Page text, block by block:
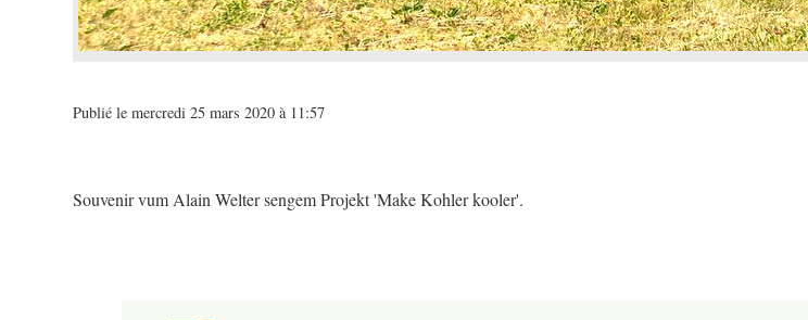
Publié le mercredi 25 mars 2020 à 11:57
Souvenir vum Alain Welter sengem Projekt 'Make Kohler kooler'.